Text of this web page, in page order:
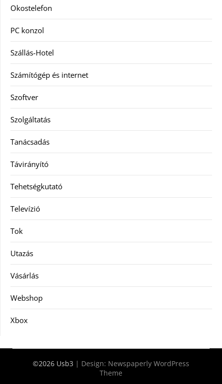
Okostelefon
PC konzol
Szállás-Hotel
Számítógép és internet
Szoftver
Szolgáltatás
Tanácsadás
Távirányító
Tehetségkutató
Televízió
Tok
Utazás
Vásárlás
Webshop
Xbox
©2026 Usb3 | Design: Newspaperly WordPress
Theme